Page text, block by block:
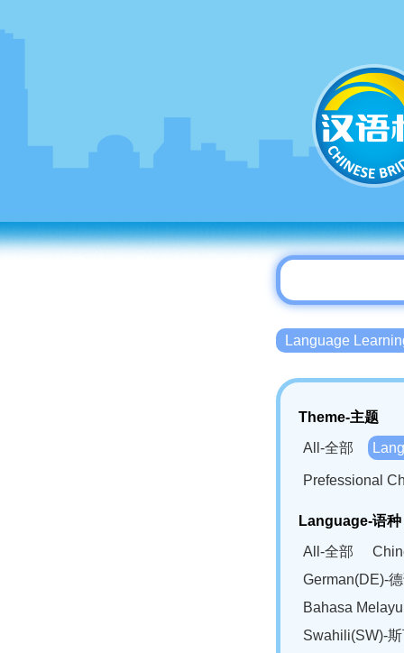
Language
Theme-主题
All-全部
Prefessional
Language-语种
All-全部
German(DE)-
Bahasa
Swahili(SW)-